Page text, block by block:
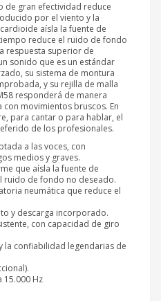
gran efectividad reduce
por el viento y la
aísla la fuente de
reduce el ruido de fondo
respuesta superior de
sonido que es un estándar
su sistema de montura
y su rejilla de malla
responderá de manera
con movimientos bruscos. En
para cantar o para hablar, el
de los profesionales.
a las voces, con
medios y graves.
que aísla la fuente de
ruido de fondo no deseado.
neumática que reduce el
y descarga incorporado.
con capacidad de giro
la confiabilidad legendarias de
15.000 Hz